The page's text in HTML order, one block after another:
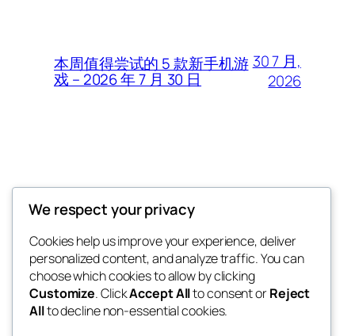
本周值得尝试的 5 款新手机游
戏 – 2026 年 7 月 30 日
30 7 月,
2026
Thunder Feeds
你最喜欢的电子游戏和攻略杂志
博客
关于
事件
商店
We respect your privacy
Cookies help us improve your experience, deliver
personalized content, and analyze traffic. You can
choose which cookies to allow by clicking
Customize. ClickAccept Allto consent orReject
Allto decline non-essential cookies.